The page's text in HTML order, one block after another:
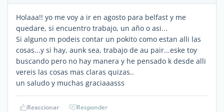
Holaaa!! yo me voy a ir en agosto para belfast y me
quedare, si encuentro trabajo, un año o asi...
Si alguno m podeis contar un pokito como estan alli las
cosas...y si hay, aunk sea, trabajo de au pair...eske toy
buscando pero no hay manera y he pensado k desde alli
vereis las cosas mas claras quizas..
un saludo y muchas graciaaasss
Reaccionar Responder